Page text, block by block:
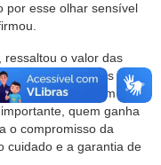
por esse olhar sensível
ressaltou o valor das
às crianças e
civil se unem ao
quem ganha
o compromisso da
cuidado e a garantia de